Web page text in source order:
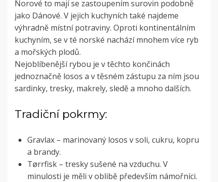
Norové to mají se zastoupením surovin podobně
jako Dánové. V jejich kuchyních také najdeme
výhradně místní potraviny. Oproti kontinentálním
kuchyním, se v té norské nachází mnohem více ryb
a mořských plodů.
Nejoblíbenější rybou je v těchto končinách
jednoznačně losos a v těsném zástupu za ním jsou
sardinky, tresky, makrely, sledě a mnoho dalších.
Tradiční pokrmy:
Gravlax – marinovaný losos v soli, cukru, kopru
a brandy.
Tørrfisk – tresky sušené na vzduchu. V
minulosti je měli v oblibě především námořníci.